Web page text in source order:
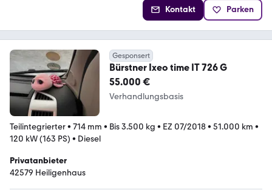
Kontakt Parken
Gesponsert
Bürstner Ixeo time IT 726 G
55.000 €
Verhandlungsbasis
Teilintegrierter• 714 mm • Bis 3.500 kg • EZ 07/2018• 51.000 km •
120 kW (163 PS) • Diesel
Privatanbieter
42579 Heiligenhaus